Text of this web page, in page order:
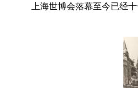
上海世博会落幕至今已经十